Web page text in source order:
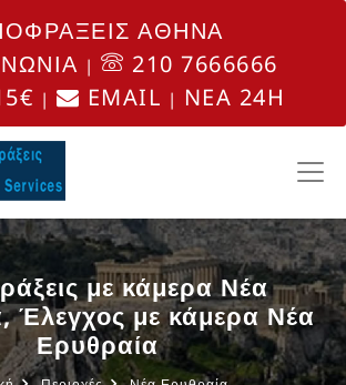
ΑΘΗΝΑ
|
210 7666666
| EMAIL | NEA 24H
με κάμερα Νέα
Έλεγχος με κάμερα Νέα
Ερυθραία